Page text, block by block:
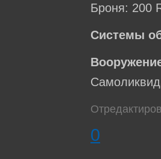
Броня: 200
Системы
0